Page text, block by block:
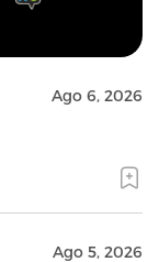
Ago 6, 2026
Ago 5, 2026